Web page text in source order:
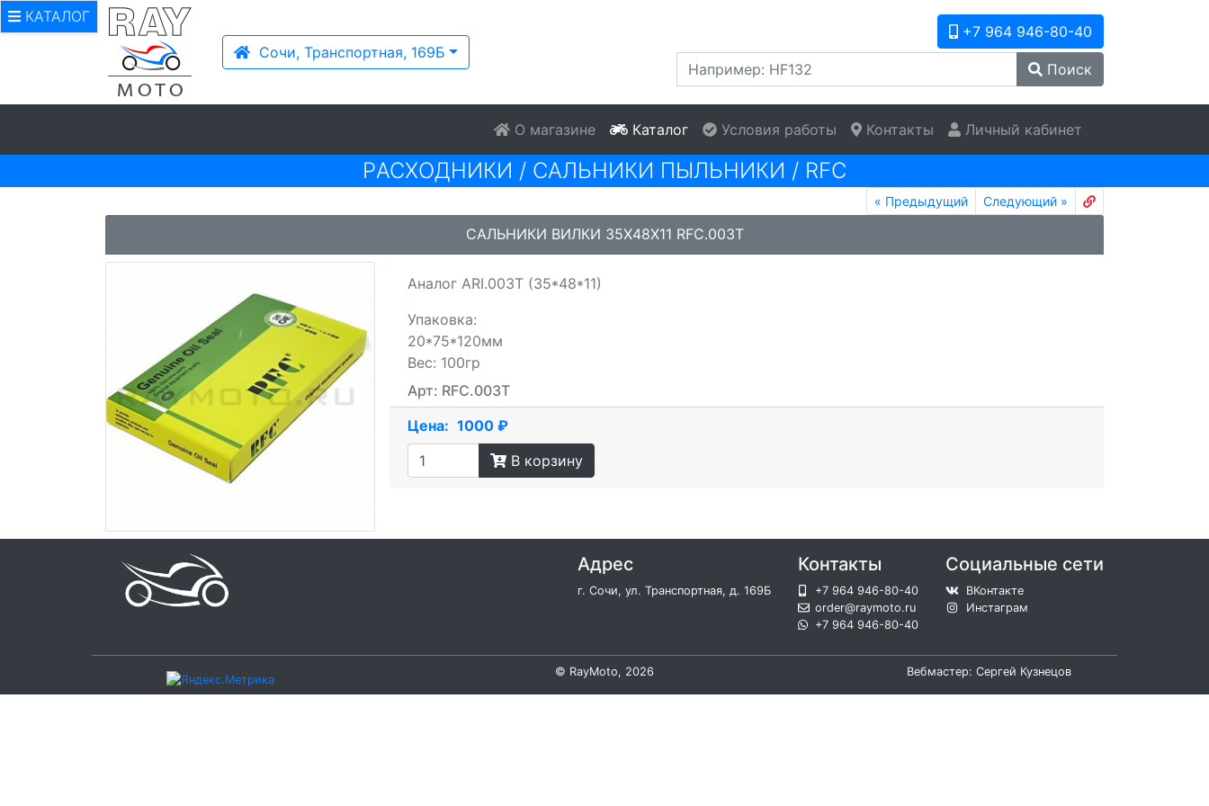
Сочи, Транспортная, 169Б
+7 964 946-80-40
Поиск
О магазине Каталог Условия работы Контакты Личный кабинет
КАТАЛОГ
PАСХОДНИКИ / САЛЬНИКИ ПЫЛЬНИКИ / RFC
« Предыдущий Следующий »
САЛЬНИКИ ВИЛКИ 35X48X11 RFC.003T
Аналог ARI.003T (35*48*11)
Упаковка:
20*75*120мм
Вес: 100гр
Арт: RFC.003T
Цена: 1000 ₽
В корзину
Адрес
г. Сочи, ул. Транспортная, д. 169Б
Контакты
+7 964 946-80-40
order@raymoto.ru
+7 964 946-80-40
Социальные сети
ВКонтакте
Инстаграм
© RayMoto, 2026 Вебмастер: Сергей Кузнецов